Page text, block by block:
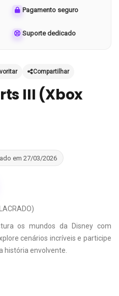
Pagamento seguro
Suporte dedicado
Compartilhar
III (Xbox
em 27/03/2026
os mundos da Disney com
cenários incríveis e participe
história envolvente.